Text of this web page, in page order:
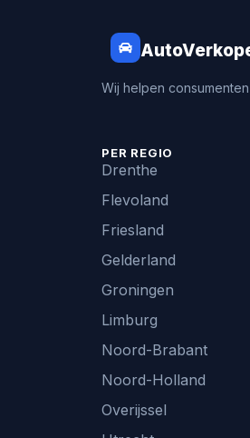
Wij helpen
PER REGIO
Drenthe
Flevoland
Friesland
Gelderland
Groningen
Limburg
Noord-Brabant
Noord-Holland
Overijssel